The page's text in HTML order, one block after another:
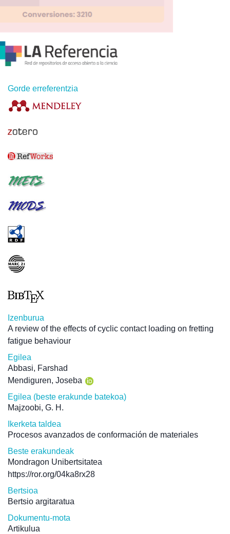
Gorde erreferentzia
Izenburua
A review of the effects of cyclic contact loading on fretting
fatigue behaviour
Egilea
Abbasi, Farshad
Mendiguren, Joseba
Egilea (beste erakunde batekoa)
Majzoobi, G. H.
Ikerketa taldea
Procesos avanzados de conformación de materiales
Beste erakundeak
Mondragon Unibertsitatea
https://ror.org/04ka8rx28
Bertsioa
Bertsio argitaratua
Dokumentu-mota
Artikulua